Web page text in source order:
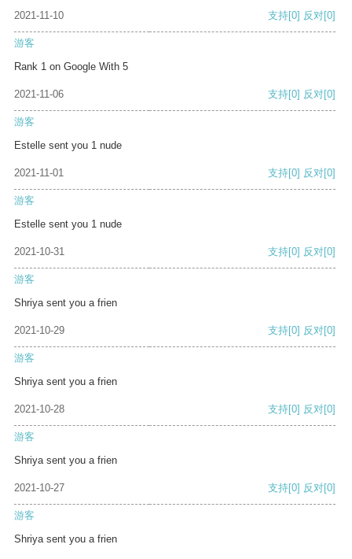
2021-11-10 支持[0] 反对[0]
游客
Rank 1 on Google With 5
2021-11-06 支持[0] 反对[0]
游客
Estelle sent you 1 nude
2021-11-01 支持[0] 反对[0]
游客
Estelle sent you 1 nude
2021-10-31 支持[0] 反对[0]
游客
Shriya sent you a frien
2021-10-29 支持[0] 反对[0]
游客
Shriya sent you a frien
2021-10-28 支持[0] 反对[0]
游客
Shriya sent you a frien
2021-10-27 支持[0] 反对[0]
游客
Shriya sent you a frien